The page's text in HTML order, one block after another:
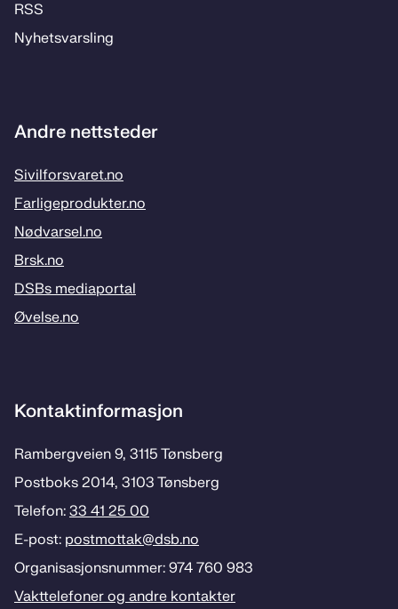
RSS
Ny­hets­­vars­­ling
Andre nettsteder
Sivilforsvaret.no
Farligeprodukter.no
Nødvarsel.no
Brsk.no
DSBs mediaportal
Øvelse.no
Kontaktinformasjon
Rambergveien 9, 3115 Tønsberg
Postboks 2014, 3103 Tønsberg
Telefon: 33 41 25 00
E-post: postmottak­@dsb.no
Organisasjonsnummer: 974 760 983
Vakttelefoner og andre kontakter